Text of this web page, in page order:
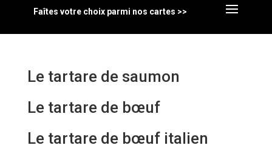
Faîtes votre choix parmi nos cartes >>
Le tartare de saumon
Le tartare de bœuf
Le tartare de bœuf italien